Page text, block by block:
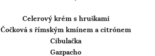
Celerový krém s hruškami
Čočková s římským kmínem a citrónem
Cibulačka
Gazpacho